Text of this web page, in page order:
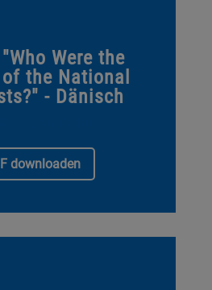
Were the
the National
- Dänisch
downloaden